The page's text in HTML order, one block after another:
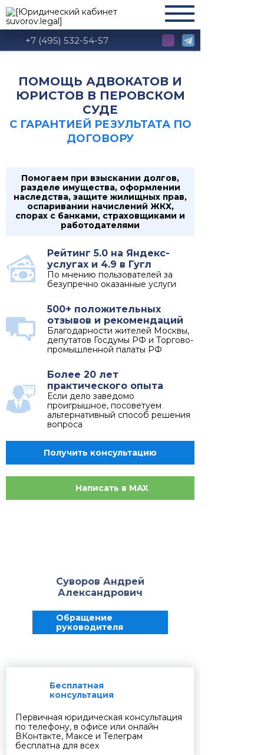
+7 (495) 532-54-57
ПОМОЩЬ АДВОКАТОВ И
ЮРИСТОВ В ПЕРОВСКОМ
СУДЕ
С ГАРАНТИЕЙ РЕЗУЛЬТАТА ПО
ДОГОВОРУ
Помогаем при взыскании долгов,
разделе имущества, оформлении
наследства, защите жилищных прав,
оспаривании начислений ЖКХ,
спорах с банками, страховщиками и
работодателями
Рейтинг 5.0 на Яндекс-
услугах и 4.9 в Гугл
По мнению пользователей за
безупречно оказанные услуги
500+ положительных
отзывов и рекомендаций
Благодарности жителей Москвы,
депутатов Госдумы РФ и Торгово-
промышленной палаты РФ
Более 20 лет
практического опыта
Если дело заведомо
проигрышное, посоветуем
альтернативный способ решения
вопроса
Получить консультацию
Написать в MAX
Суворов Андрей
Александрович
Обращение
руководителя
Бесплатная
консультация
Первичная юридическая консультация
по телефону, в офисе или онлайн
ВКонтакте, Максе и Телеграм
бесплатна для всех